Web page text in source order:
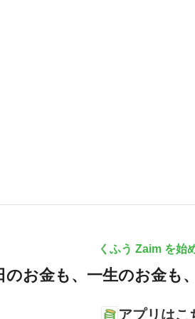
くふう Zaim を始
のお金も、 一生のお金も、
アプリはこ